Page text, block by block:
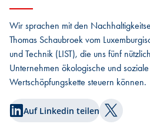
Wir sprachen mit den
Thomas Schaubroek vom
und Technik (LIST), die uns fünf
Unternehmen ökologische und
Wertschöpfungskette steuern können.
Auf Linkedin teilen Auf